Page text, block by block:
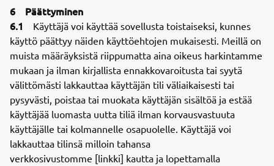
6 Päättyminen
6.1
Käyttäjä voi käyttää sovellusta toistaiseksi, kunnes
käyttö päättyy näiden käyttöehtojen mukaisesti. Meillä on
muista määräyksistä riippumatta aina oikeus harkintamme
mukaan ja ilman kirjallista ennakkovaroitusta tai syytä
välittömästi lakkauttaa käyttäjän tili väliaikaisesti tai
pysyvästi, poistaa tai muokata käyttäjän sisältöä ja estää
käyttäjää luomasta uutta tiliä ilman korvausvastuuta
käyttäjälle tai kolmannelle osapuolelle. Käyttäjä voi
lakkauttaa tilinsä milloin tahansa
verkkosivustomme [linkki] kautta ja lopettamalla